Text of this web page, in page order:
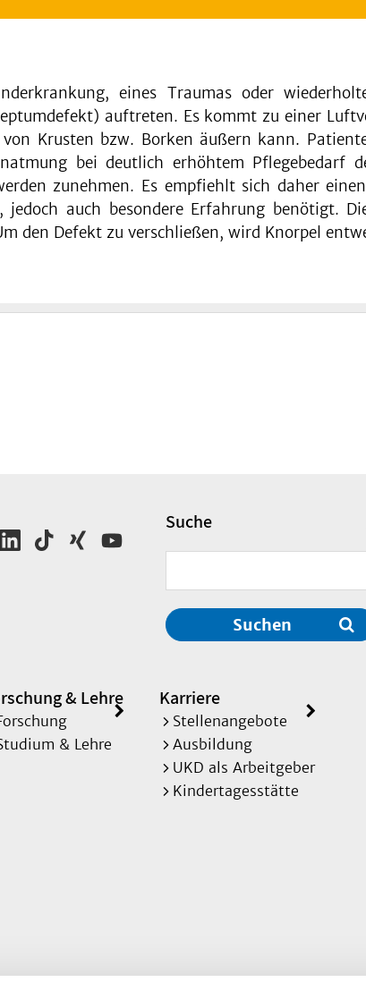
eines Traumas oder
auftreten. Es kommt zu einer
Krusten bzw. Borken äußern kann.
bei deutlich erhöhtem Pflegebedarf
zunehmen. Es empfiehlt sich daher
auch besondere Erfahrung benötigt.
den Defekt zu verschließen, wird Knorpel
Suche
Suchen
& Lehre
& Lehre
Karriere
Stellenangebote
Ausbildung
UKD als Arbeitgeber
Kindertagesstätte